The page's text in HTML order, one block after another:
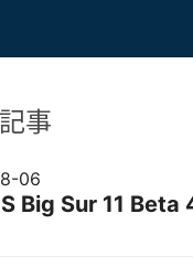
事
06
Big Sur 11 Beta